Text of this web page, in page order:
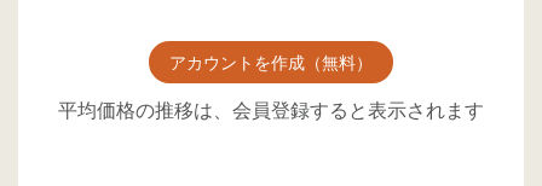
アカウントを作成（無料）
平均価格の推移は、会員登録すると表示されます